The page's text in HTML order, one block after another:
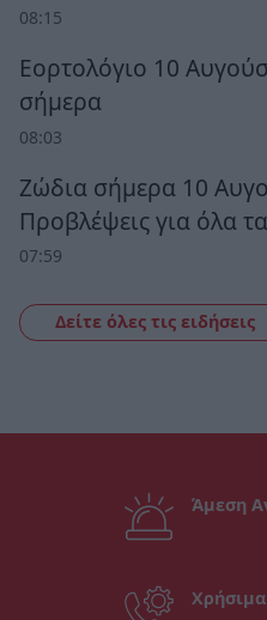
08:15
Εορτολόγιο 10
σήμερα
08:03
Ζώδια σήμερα 10
Προβλέψεις για όλα
07:59
Δείτε όλες τις ειδήσεις
Άμεση